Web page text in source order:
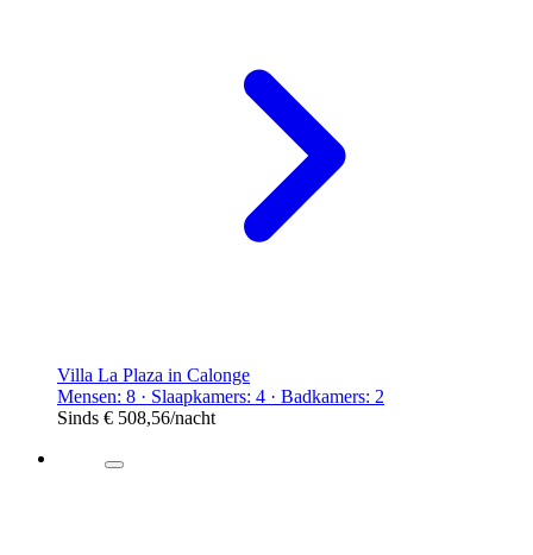
Villa La Plaza in Calonge
Mensen: 8 · Slaapkamers: 4 · Badkamers: 2
Sinds € 508,56/nacht